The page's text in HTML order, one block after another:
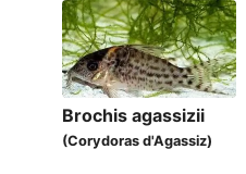
Brochis agassizii
(Corydoras d'Agassiz)